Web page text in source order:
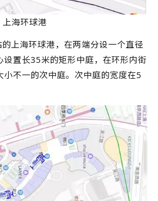
上海环球港
上海环球港，在两端分设一个直径
置长35米的矩形中庭，在环形内街
不一的次中庭。次中庭的宽度在5